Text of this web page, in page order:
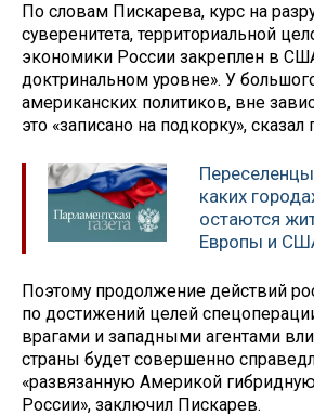
По словам Пискарева, курс на
суверенитета, территориальной
экономики России закреплен в
доктринальном уровне». У
американских политиков, вне
это «записано на подкорку», сказал
каких
остаются
Европы и
Поэтому продолжение действий
по достижений целей
врагами и западными агентами
страны будет совершенно
«развязанную Америкой
России», заключил Пискарев.